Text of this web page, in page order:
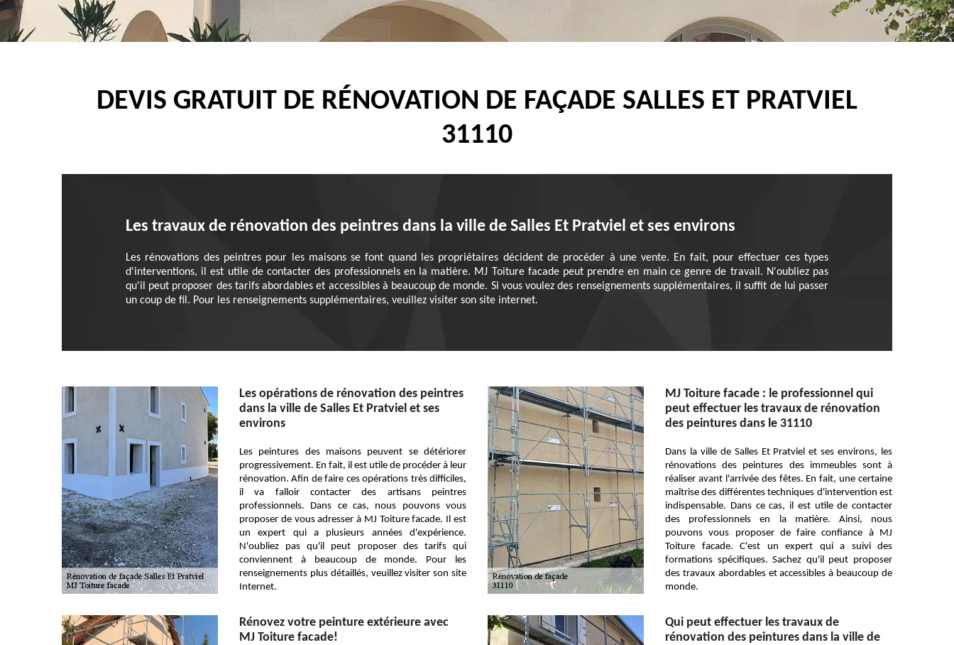
DEVIS GRATUIT DE RÉNOVATION DE FAÇADE SALLES ET PRATVIEL
31110
Les travaux de rénovation des peintres dans la ville de Salles Et Pratviel et ses environs
Les rénovations des peintres pour les maisons se font quand les propriétaires décident de procéder à une vente. En fait, pour effectuer ces types
d'interventions, il est utile de contacter des professionnels en la matière. MJ Toiture facade peut prendre en main ce genre de travail. N'oubliez pas
qu'il peut proposer des tarifs abordables et accessibles à beaucoup de monde. Si vous voulez des renseignements supplémentaires, il suffit de lui passer
un coup de fil. Pour les renseignements supplémentaires, veuillez visiter son site internet.
Les opérations de rénovation des peintres
dans la ville de Salles Et Pratviel et ses
environs
Les peintures des maisons peuvent se détériorer
progressivement. En fait, il est utile de procéder à leur
rénovation. Afin de faire ces opérations très difficiles,
il va falloir contacter des artisans peintres
professionnels. Dans ce cas, nous pouvons vous
proposer de vous adresser à MJ Toiture facade. Il est
un expert qui a plusieurs années d'expérience.
N'oubliez pas qu'il peut proposer des tarifs qui
conviennent à beaucoup de monde. Pour les
renseignements plus détaillés, veuillez visiter son site
Internet.
MJ Toiture facade : le professionnel qui
peut effectuer les travaux de rénovation
des peintures dans le 31110
Dans la ville de Salles Et Pratviel et ses environs, les
rénovations des peintures des immeubles sont à
réaliser avant l'arrivée des fêtes. En fait, une certaine
maîtrise des différentes techniques d'intervention est
indispensable. Dans ce cas, il est utile de contacter
des professionnels en la matière. Ainsi, nous
pouvons vous proposer de faire confiance à MJ
Toiture facade. C'est un expert qui a suivi des
formations spécifiques. Sachez qu'il peut proposer
des travaux abordables et accessibles à beaucoup de
monde.
Rénovez votre peinture extérieure avec
MJ Toiture facade!
Qui peut effectuer les travaux de
rénovation des peintures dans la ville de